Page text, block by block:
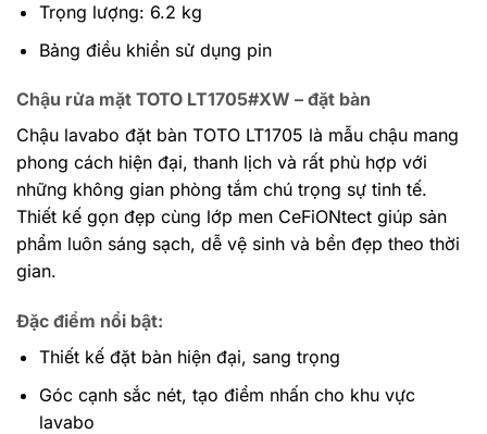
Trọng lượng: 6.2 kg
Bảng điều khiển sử dụng pin
Chậu rửa mặt TOTO LT1705#XW – đặt bàn
Chậu lavabo đặt bàn TOTO LT1705 là mẫu chậu mang
phong cách hiện đại, thanh lịch và rất phù hợp với
những không gian phòng tắm chú trọng sự tinh tế.
Thiết kế gọn đẹp cùng lớp men CeFiONtect giúp sản
phẩm luôn sáng sạch, dễ vệ sinh và bền đẹp theo thời
gian.
Đặc điểm nổi bật:
Thiết kế đặt bàn hiện đại, sang trọng
Góc cạnh sắc nét, tạo điểm nhấn cho khu vực
lavabo